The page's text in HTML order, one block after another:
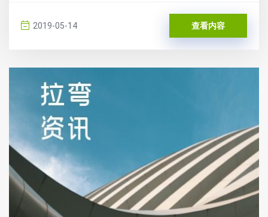
2019-05-14 查看内容